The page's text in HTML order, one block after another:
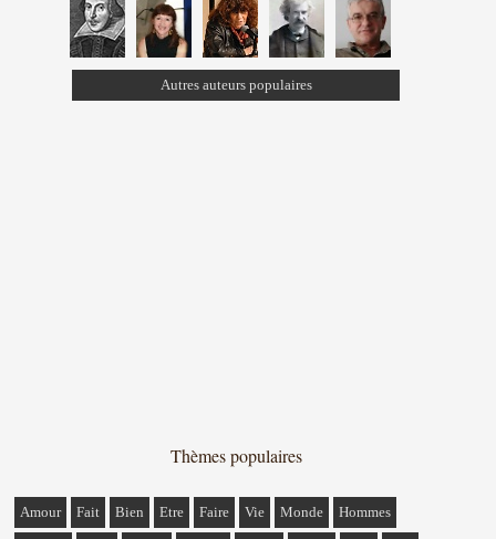
Autres auteurs populaires
Thèmes populaires
Amour Fait Bien Etre Faire Vie Monde Hommes